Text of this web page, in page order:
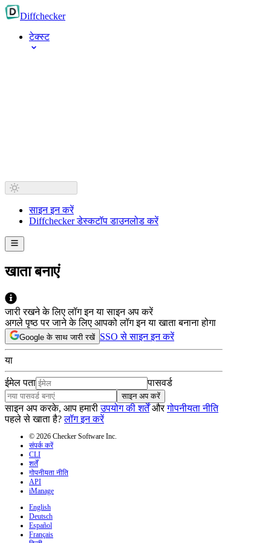
Diffchecker
टेक्स्ट
साइन इन करें
Diffchecker डेस्कटॉप डाउनलोड करें
खाता बनाएं
जारी रखने के लिए लॉग इन या साइन अप करें
अगले पृष्ठ पर जाने के लिए आपको लॉग इन या खाता बनाना होगा
Google के साथ जारी रखें SSO से साइन इन करें
या
ईमेल पता पासवर्ड
साइन अप करें
साइन अप करके, आप हमारी उपयोग की शर्तें और गोपनीयता नीति
पहले से खाता है? लॉग इन करें
© 2026 Checker Software Inc.
संपर्क करें
CLI
शर्तें
गोपनीयता नीति
API
iManage
English
Deutsch
Español
Français